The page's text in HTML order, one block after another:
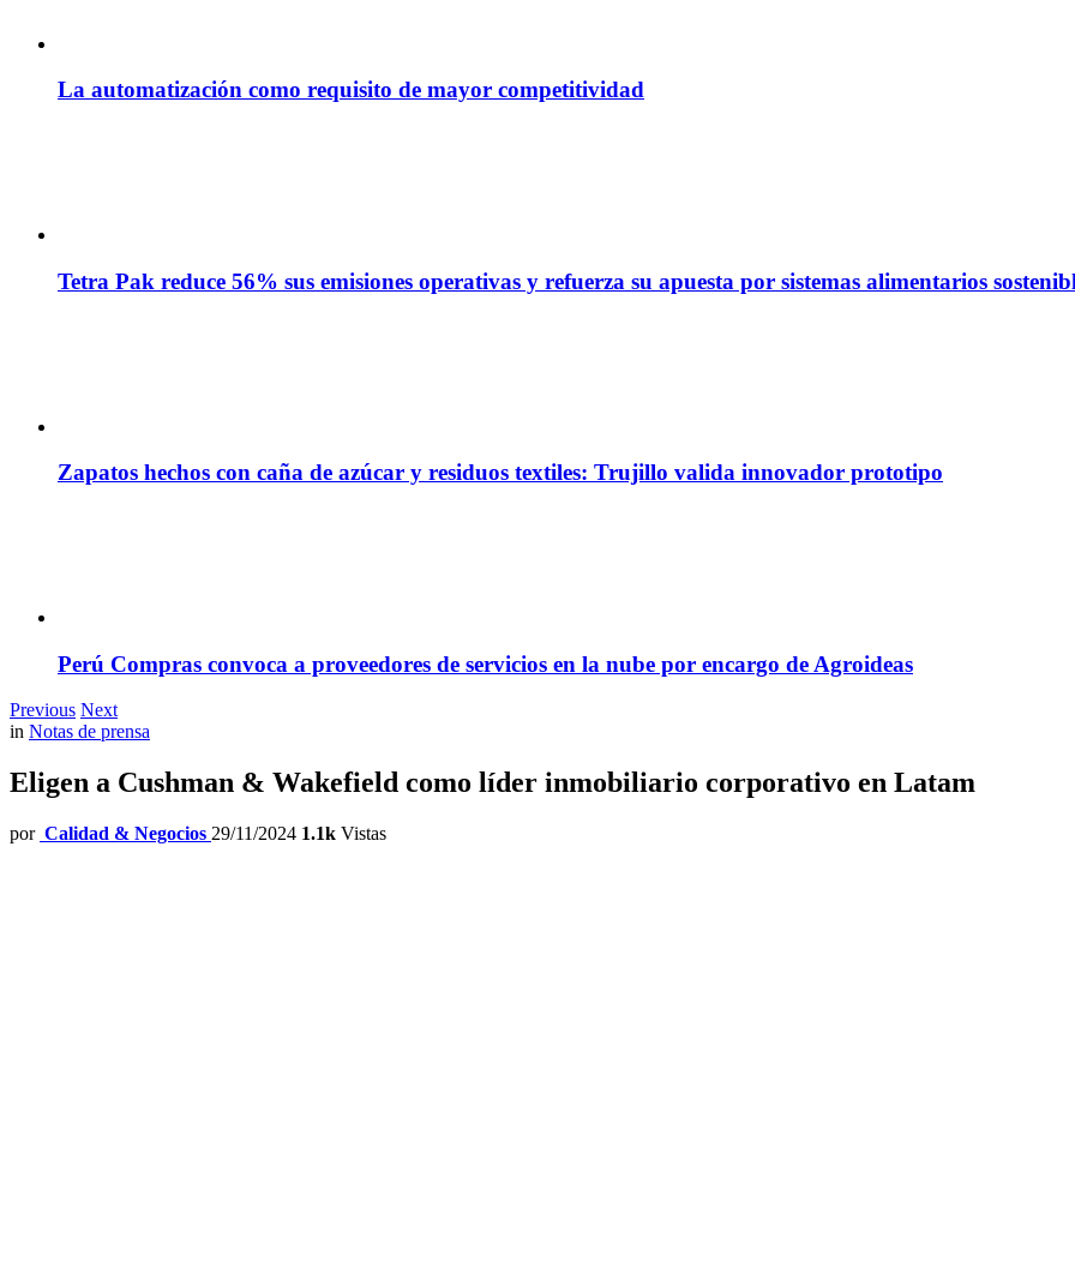
La automatización como requisito de mayor competitividad
Tetra Pak reduce 56% sus emisiones operativas y refuerza su apuesta por sistemas alimentarios
Zapatos hechos con caña de azúcar y residuos textiles: Trujillo valida innovador prototipo
Perú Compras convoca a proveedores de servicios en la nube por encargo de Agroideas
Previous Next
in Notas de prensa
Eligen a Cushman & Wakefield como líder inmobiliario corporativo en Latam
por Calidad & Negocios 29/11/2024 1.1k Vistas